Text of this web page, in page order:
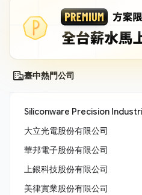
臺中熱門公司
大立光電股份有限公司
華邦電子股份有限公司
上銀科技股份有限公司
美律實業股份有限公司